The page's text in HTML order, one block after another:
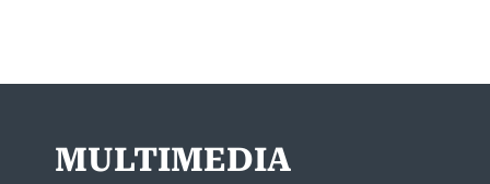
MULTIMEDIA